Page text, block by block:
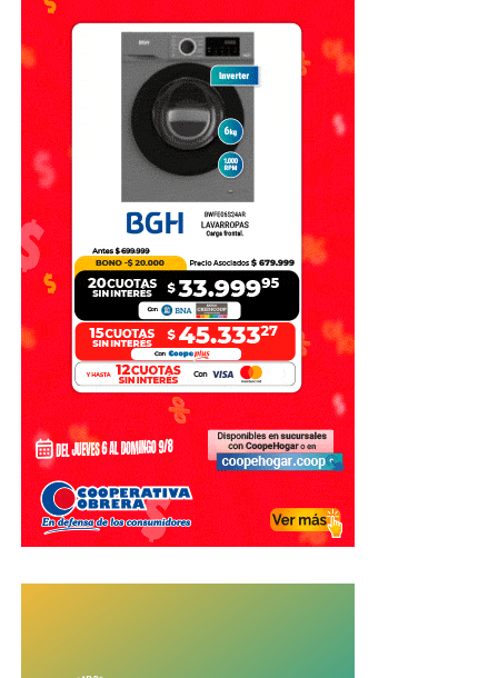
acontecimientos deportivos que se realizarán en el país
durante 2026 y reunirá competencias de distintas
disciplinas bajo los valores olímpicos de amistad, respeto
y excelencia.
El decreto establece además que la
Agencia de
Recaudación y Control Aduanero (ARCA)
realizar los controles correspondientes para garantizar
que los bienes ingresados con estos beneficios sean
utilizados exclusivamente para los fines previstos en la
organización de los Juegos.
Con información de El Litoral